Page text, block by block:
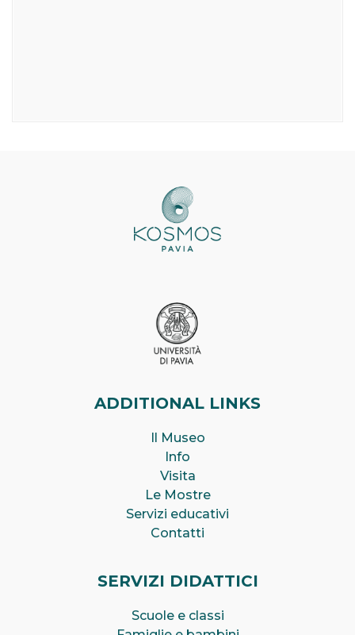
ADDITIONAL LINKS
Il Museo
Info
Visita
Le Mostre
Servizi educativi
Contatti
SERVIZI DIDATTICI
Scuole e classi